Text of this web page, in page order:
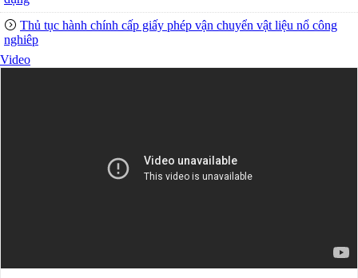
Trích thư Chủ tịch Hồ Chí Minh
gửi Công an Khu XII,
ngày 11 tháng 3 năm 1948.
Thủ tục hành chính cấp giấy phép vận chuyển vật liệu nổ công
nghiêp
Video